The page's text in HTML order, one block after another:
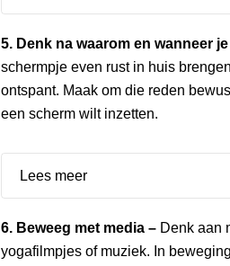
5. Denk na waarom en wanneer
schermpje even rust in huis
ontspant. Maak om die reden
een scherm wilt inzetten.
Lees meer
6. Beweeg met media – Denk aan
yogafilmpjes of muziek. In